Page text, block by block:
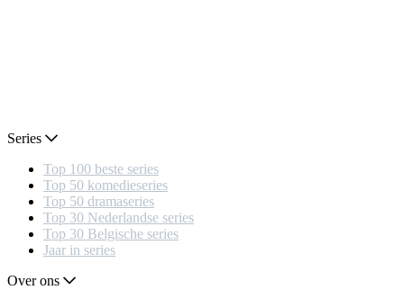
Series
Top 100 beste series
Top 50 komedieseries
Top 50 dramaseries
Top 30 Nederlandse series
Top 30 Belgische series
Jaar in series
Over ons